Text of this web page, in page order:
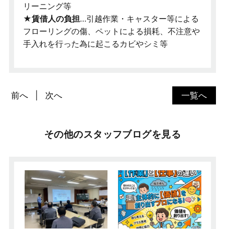
リーニング等
★賃借人の負担…引越作業・キャスター等による
フローリングの傷、ペットによる損耗、不注意や
手入れを行った為に起こるカビやシミ等
一覧へ
前へ 次へ
その他のスタッフブログを見る